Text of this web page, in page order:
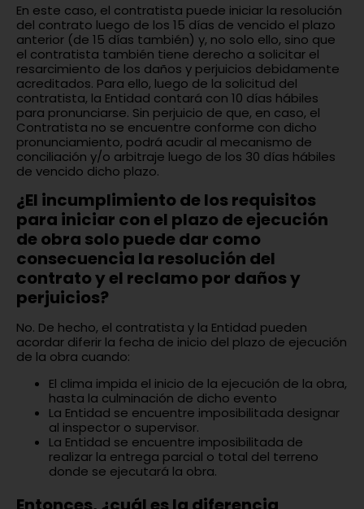
En este caso, el contratista puede iniciar la resolución
del contrato luego de los 15 días de vencido el plazo
anterior (de 15 días también) y, no solo ello, sino que
el contratista también tiene derecho a solicitar el
resarcimiento de los daños y perjuicios debidamente
acreditados. Para ello, luego de la solicitud del
contratista, la Entidad contará con 10 días hábiles
para pronunciarse. Sin perjuicio de que, en caso, el
Contratista no se encuentre conforme con dicho
pronunciamiento, podrá acudir al mecanismo de
conciliación y/o arbitraje luego de los 30 días hábiles
de vencido dicho plazo.
¿El incumplimiento de los requisitos
para iniciar con el plazo de ejecución
de obra solo puede dar como
consecuencia la resolución del
contrato y el reclamo por daños y
perjuicios?
No. De hecho, el contratista y la Entidad pueden
acordar diferir la fecha de inicio del plazo de ejecución
de la obra cuando:
El clima impida el inicio de la ejecución de la obra,
hasta la culminación de dicho evento
La Entidad se encuentre imposibilitada designar
al inspector o supervisor.
La Entidad se encuentre imposibilitada de
realizar la entrega parcial o total del terreno
donde se ejecutará la obra.